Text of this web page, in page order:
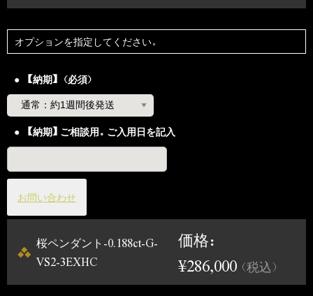
オプションを指定してください。
【納期】（必須）
【納期】ご相談用。ご入用日を記入
お問い合わせ
桜ペンダント-0.188ct-G-
VS2-3EXHC
価格：
¥286,000 （税込）